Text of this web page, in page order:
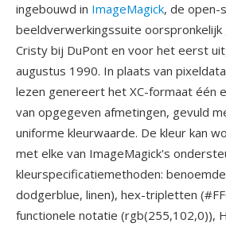
ingebouwd in ImageMagick, de open-
beeldverwerkingssuite oorspronkelijk
Cristy bij DuPont en voor het eerst
augustus 1990. In plaats van
lezen genereert het XC-formaat één
van opgegeven afmetingen, gevuld
uniforme kleurwaarde. De kleur kan
met elke van ImageMagick's
kleurspecificatiemethoden:
dodgerblue, linen), hex-tripletten
functionele notatie (rgb(255,102,0)),